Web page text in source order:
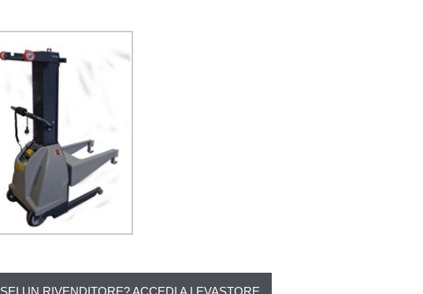
SEI UN RIVENDITORE? ACCEDI A LEVASTORE